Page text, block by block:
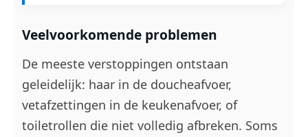
Veelvoorkomende problemen
De meeste verstoppingen ontstaan
geleidelijk: haar in de doucheafvoer,
vetafzettingen in de keukenafvoer, of
toiletrollen die niet volledig afbreken. Soms